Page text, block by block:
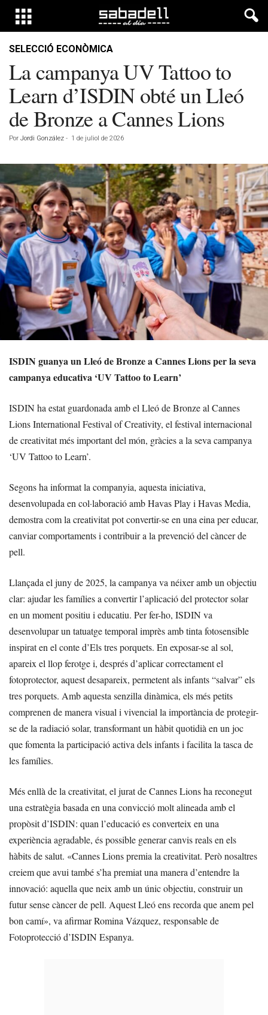
SELECCIÓ ECONÒMICA
La campanya UV Tattoo to
Learn d’ISDIN obté un Lleó
de Bronze a Cannes Lions
Por Jordi González - 1 de juliol de 2026
ISDIN guanya un Lleó de Bronze a Cannes Lions per la seva
campanya educativa ‘UV Tattoo to Learn’
ISDIN ha estat guardonada amb el Lleó de Bronze al Cannes
Lions International Festival of Creativity, el festival internacional
de creativitat més important del món, gràcies a la seva campanya
‘UV Tattoo to Learn’.
Segons ha informat la companyia, aquesta iniciativa,
desenvolupada en col·laboració amb Havas Play i Havas Media,
demostra com la creativitat pot convertir-se en una eina per educar,
canviar comportaments i contribuir a la prevenció del càncer de
pell.
Llançada el juny de 2025, la campanya va néixer amb un objectiu
clar: ajudar les famílies a convertir l’aplicació del protector solar
en un moment positiu i educatiu. Per fer-ho, ISDIN va
desenvolupar un tatuatge temporal imprès amb tinta fotosensible
inspirat en el conte d’Els tres porquets. En exposar-se al sol,
apareix el llop ferotge i, després d’aplicar correctament el
fotoprotector, aquest desapareix, permetent als infants “salvar” els
tres porquets. Amb aquesta senzilla dinàmica, els més petits
comprenen de manera visual i vivencial la importància de protegir-
se de la radiació solar, transformant un hàbit quotidià en un joc
que fomenta la participació activa dels infants i facilita la tasca de
les famílies.
Més enllà de la creativitat, el jurat de Cannes Lions ha reconegut
una estratègia basada en una convicció molt alineada amb el
propòsit d’ISDIN: quan l’educació es converteix en una
experiència agradable, és possible generar canvis reals en els
hàbits de salut. «Cannes Lions premia la creativitat. Però nosaltres
creiem que avui també s’ha premiat una manera d’entendre la
innovació: aquella que neix amb un únic objectiu, construir un
futur sense càncer de pell. Aquest Lleó ens recorda que anem pel
bon camí», va afirmar Romina Vázquez, responsable de
Fotoprotecció d’ISDIN Espanya.